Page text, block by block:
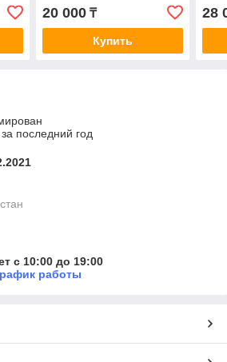
20 000₸
Купить
28
последний год
с 10:00 до 19:00
работы